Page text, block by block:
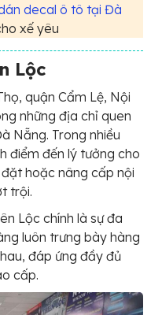
decal ô tô tại Đà
xế yêu
Lộc
quận Cẩm Lệ, Nội
những địa chỉ quen
Nẵng. Trong nhiều
điểm đến lý tưởng cho
hoặc nâng cấp nội
trội.
Lộc chính là sự đa
luôn trưng bày hàng
đáp ứng đầy đủ
cấp.